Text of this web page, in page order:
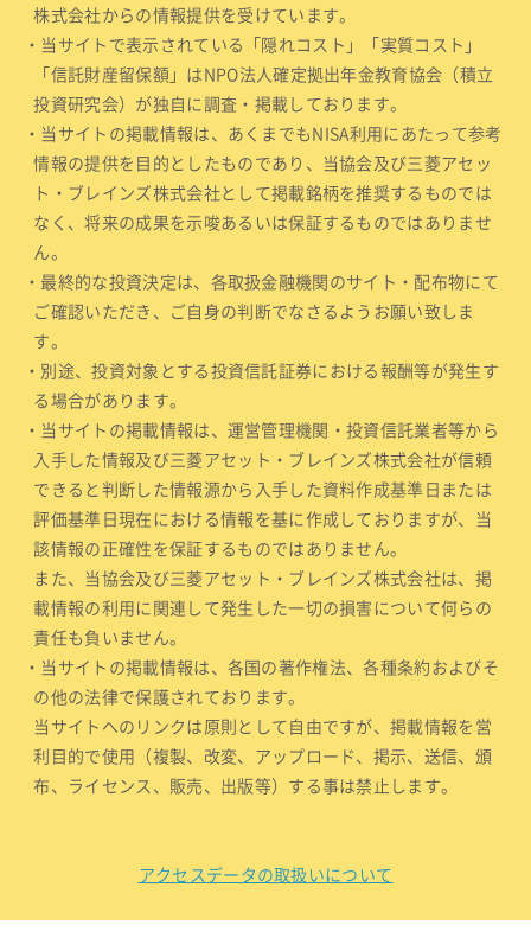
株式会社からの情報提供を受けています。
・当サイトで表示されている「隠れコスト」「実質コスト」
「信託財産留保額」はNPO法人確定拠出年金教育協会（積立
投資研究会）が独自に調査・掲載しております。
・当サイトの掲載情報は、あくまでもNISA利用にあたって参考
情報の提供を目的としたものであり、当協会及び三菱アセッ
ト・ブレインズ株式会社として掲載銘柄を推奨するものでは
なく、将来の成果を示唆あるいは保証するものではありませ
ん。
・最終的な投資決定は、各取扱金融機関のサイト・配布物にて
ご確認いただき、ご自身の判断でなさるようお願い致しま
す。
・別途、投資対象とする投資信託証券における報酬等が発生す
る場合があります。
・当サイトの掲載情報は、運営管理機関・投資信託業者等から
入手した情報及び三菱アセット・ブレインズ株式会社が信頼
できると判断した情報源から入手した資料作成基準日または
評価基準日現在における情報を基に作成しておりますが、当
該情報の正確性を保証するものではありません。
また、当協会及び三菱アセット・ブレインズ株式会社は、掲
載情報の利用に関連して発生した一切の損害について何らの
責任も負いません。
・当サイトの掲載情報は、各国の著作権法、各種条約およびそ
の他の法律で保護されております。
当サイトへのリンクは原則として自由ですが、掲載情報を営
利目的で使用（複製、改変、アップロード、掲示、送信、頒
布、ライセンス、販売、出版等）する事は禁止します。
アクセスデータの取扱いについて